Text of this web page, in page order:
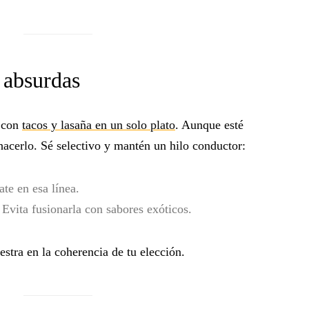
tacos y lasaña en un solo plato. Aunque esté
Sé selectivo y mantén un hilo conductor:
en esa línea.
fusionarla con sabores exóticos.
en la coherencia de tu elección.